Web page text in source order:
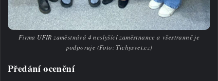
Firma UFIR zaměstnává 4 neslyšící zaměstnance a všestranně je
podporuje (Foto: Tichysvet.cz)
Předání ocenění